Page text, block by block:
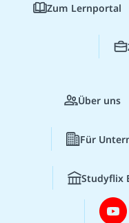
Zum Lernportal
Über uns
Für
Studyflix